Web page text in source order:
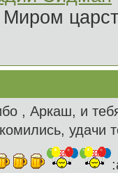
, Аркаш, и
удачи